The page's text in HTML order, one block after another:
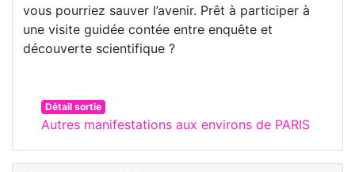
vous pourriez sauver l’avenir. Prêt à participer à
une visite guidée contée entre enquête et
découverte scientifique ?
Détail sortie
Autres manifestations aux environs de PARIS